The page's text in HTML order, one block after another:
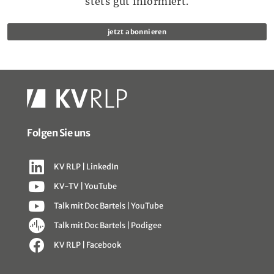
jetzt abonnieren
Folgen Sie uns
KV RLP | LinkedIn
KV-TV | YouTube
Talk mit Doc Bartels | YouTube
Talk mit Doc Bartels | Podigee
KV RLP | Facebook